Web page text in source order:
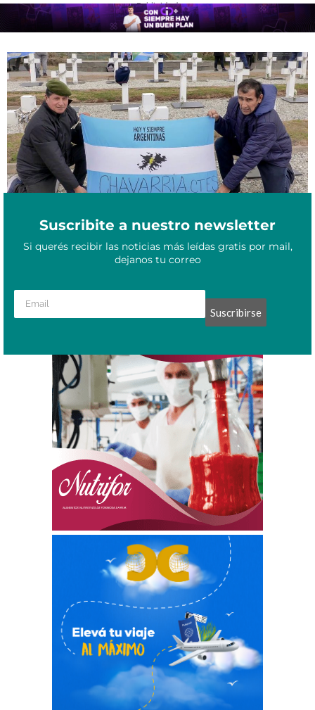
- Publicidad -
Malvinas: El emotivo legado de los excombatientes correntinos
que pudieron volver a las islas para honrar a los caídos
Abril 2, 2024
Suscribite a nuestro newsletter
Si querés recibir las noticias más leídas gratis por mail,
dejanos tu correo
Suscribirse